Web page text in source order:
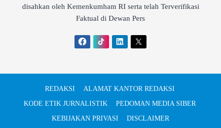
disahkan oleh Kemenkumham RI serta telah Terverifikasi
Faktual di Dewan Pers
REDAKSI
ALAMAT KANTOR REDAKSI
KODE ETIK JURNALISTIK
PEDOMAN MEDIA SIBER
KEBIJAKAN PRIVASI
DISCLAIMER